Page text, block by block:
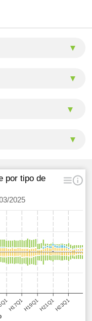
por tipo de
2025
H17Q1H19Q1H21Q1H23Q1